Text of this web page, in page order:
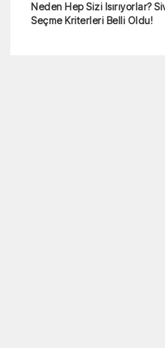
Neden Hep Sizi Isırıyorlar?
Seçme Kriterleri Belli Oldu!